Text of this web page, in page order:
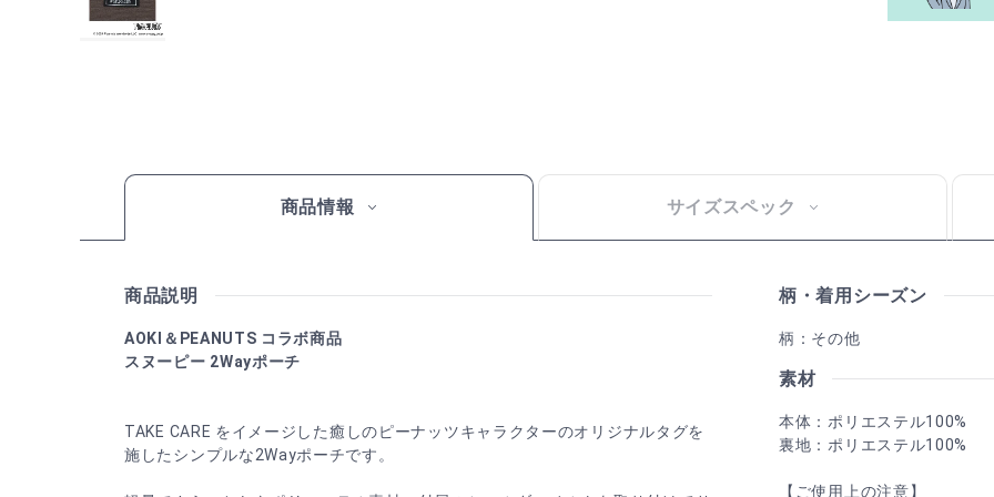
商品情報 サイズスペック
商品説明
AOKI＆PEANUTS コラボ商品
スヌーピー 2Wayポーチ
TAKE CARE をイメージした癒しのピーナッツキャラクターのオリジナルタグを
施したシンプルな2Wayポーチです。
柄・着用シーズン
柄：その他
素材
本体：ポリエステル100%
裏地：ポリエステル100%
【ご使用上の注意】